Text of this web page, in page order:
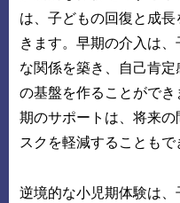
は、子どもの回復と成
きます。早期の介入は
な関係を築き、自己肯定
の基盤を作ることがで
期のサポートは、将来の
スクを軽減することもで
逆境的な小児期体験は、